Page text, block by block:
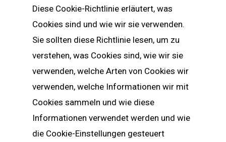
Diese Cookie-Richtlinie erläutert, was
Cookies sind und wie wir sie verwenden.
Sie sollten diese Richtlinie lesen, um zu
verstehen, was Cookies sind, wie wir sie
verwenden, welche Arten von Cookies wir
verwenden, welche Informationen wir mit
Cookies sammeln und wie diese
Informationen verwendet werden und wie
die Cookie-Einstellungen gesteuert